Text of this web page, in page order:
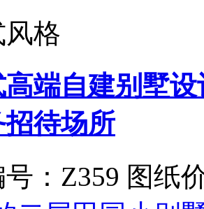
格
高端自建别墅
待场所
：Z359 图纸